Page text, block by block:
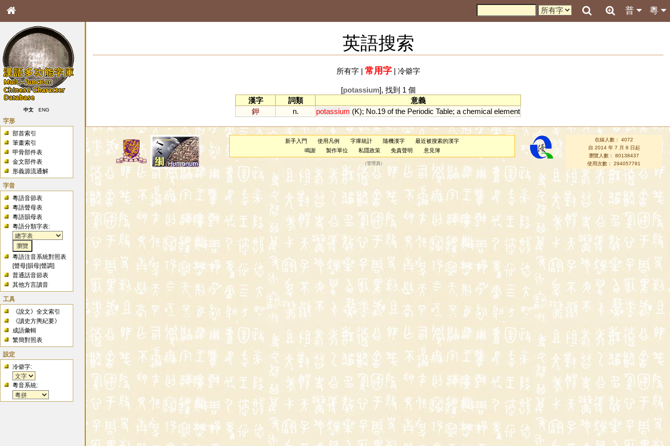
粵
普
中文 ENG
字形
部首索引
筆畫索引
甲骨部件表
金文部件表
形義源流通解
字音
粵語音節表
粵語聲母表
粵語韻母表
粵語分類字表:
粵語注音系統對照表
[聲母 |韻母 |聲調]
普通話音節表
其他方言讀音
工具
《說文》全文索引
《讀史方輿紀要》
成語彙輯
繁簡對照表
設定
冷僻字:
粵音系統:
英語搜索
所有字| 常用字| 冷僻字
[potassium], 找到 1 個
漢字
詞類
意義
鉀
n. potassium (K); No.19 of the Periodic Table; a chemical element
新手入門 使用凡例 字庫統計 隨機漢字
最近被搜索的漢字
鳴謝
製作單位 私隱政策 免責聲明 意見簿
（管理員 ）
在線人數： 4072
自 2014 年 7 月 8 日起
瀏覽人數： 80138437
使用次數： 294057791